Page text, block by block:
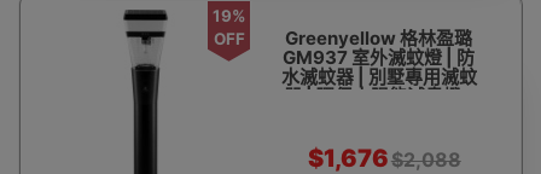
19%
OFF
Greenyellow 格林盈璐
GM937 室外滅蚊燈 | 防
水滅蚊器 | 別墅專用滅蚊
器 | 環保太陽能滅蟲燈 -
$1,676$2,088